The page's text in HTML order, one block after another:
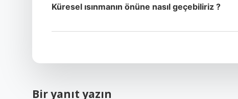
Küresel ısınmanın önüne nasıl geçebiliriz ?
Bir yanıt yazın